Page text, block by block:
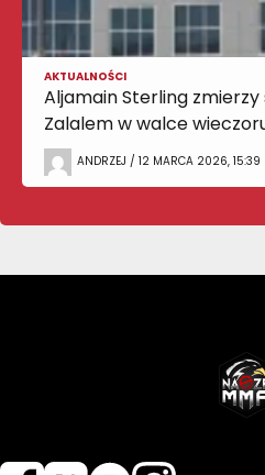
AKTUALNOŚCI
Aljamain Sterling zmierzy
Zalalem w walce
ANDRZEJ / 12 MARCA 2026, 15:39